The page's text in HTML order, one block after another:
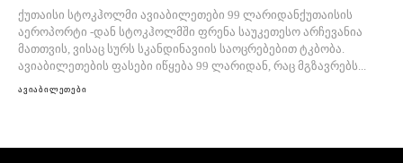
ქუთაისი სტოკჰოლმი ავიაბილეთები 99 ლარიდანქუთაისის
აეროპორტი -დან სტოკჰოლმში ფრენა საუკეთესო არჩევანია
მათთვის, ვისაც სურს სკანდინავიის საოცრებებით ტკბობა.
ავიაბილეთების ფასები იწყება 99 ლარიდან, რაც მგზავრებს...
ავიაბილეთები